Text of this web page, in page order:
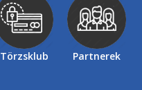
Törzsklub Partnerek